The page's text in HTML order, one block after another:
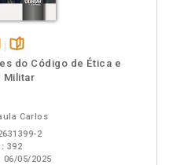
páginas
do Código de Ética e
Militar
Carlos
2
392
06/05/2025